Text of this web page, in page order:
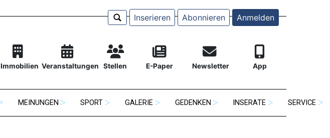
Inserieren Abonnieren Anmelden
Immobilien Veranstaltungen Stellen E-Paper Newsletter App
MEINUNGEN SPORT GALERIE GEDENKEN INSERATE SERVICE